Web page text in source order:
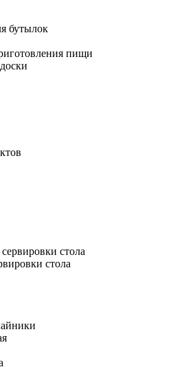
бутылок
пищи
стола
стола